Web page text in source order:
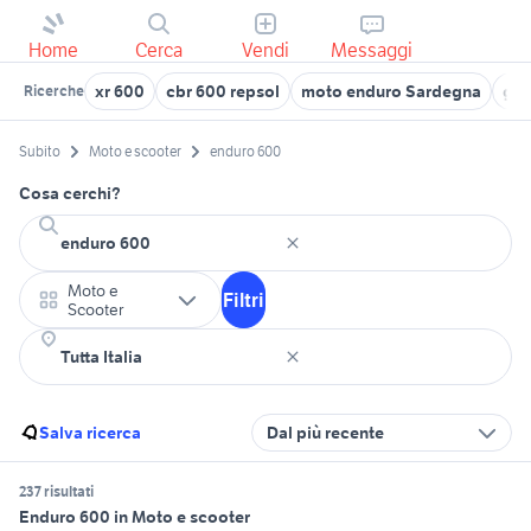
Home Cerca Vendi Messaggi
Ricerche xr 600 cbr 600 repsol moto enduro Sardegna
Subito Moto e scooter enduro 600
Cosa cerchi?
Moto e
Scooter
Filtri
Salva ricerca Dal più recente
237 risultati
Enduro 600 in Moto e scooter